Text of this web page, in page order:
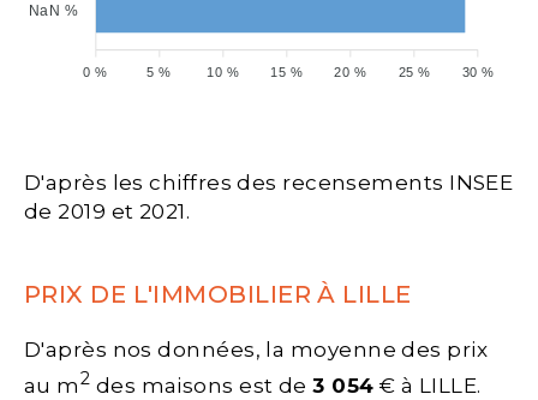
NaN %
30 %
25 %
20 %
15 %
10 %
5 %
0 %
D'après les chiffres des recensements INSEE
de 2019 et 2021.
PRIX DE L'IMMOBILIER À LILLE
D'après nos données, la moyenne des prix
au m2 des maisons est de3 054 € à LILLE.